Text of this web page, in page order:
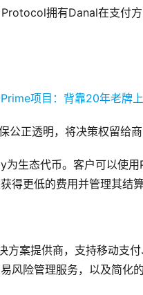
拥有Danal在支付
公正透明，将决策权留给
生态代币。客户可以使
得更低的费用并管理其结算
方案提供商，支持移动支
风险管理服务，以及简化